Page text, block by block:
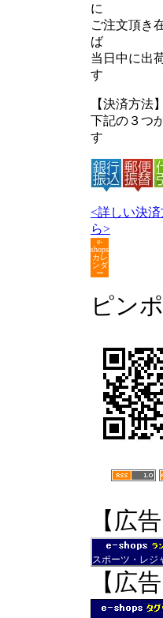
に
ご注文頂き
ば
当日中に出
す
【決済方法】
下記の３つ
す
<詳しい決
ら>
e-
shops
カレ
ンダ
ー
ピン
【広
スポーツ・レジ
【広告